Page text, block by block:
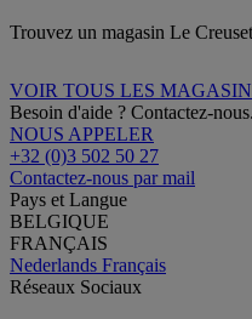
Trouvez un magasin Le
VOIR TOUS LES
Besoin d'aide ? Contactez-nous.
NOUS APPELER
+32 (0)3 502 50 27
Contactez-nous par mail
Pays et Langue
BELGIQUE
FRANÇAIS
Nederlands Français
Réseaux Sociaux